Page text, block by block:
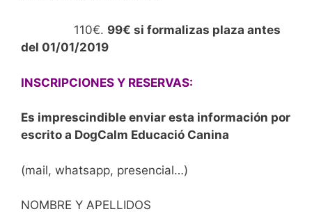
110€. 99€ si formalizas plaza antes
del 01/01/2019
INSCRIPCIONES Y RESERVAS:
Es imprescindible enviar esta información por
escrito a DogCalm Educació Canina
(mail, whatsapp, presencial…)
NOMBRE Y APELLIDOS